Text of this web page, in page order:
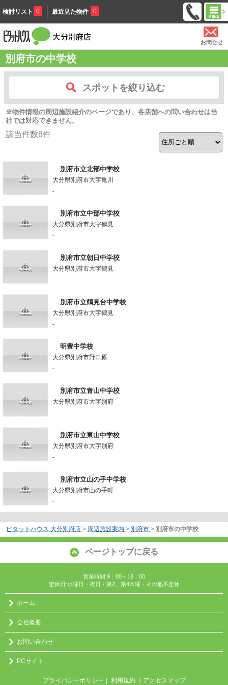
検討リスト 0 最近見た物件 0
お問合せ
別府市の中学校
スポットを絞り込む
※物件情報の周辺施設紹介のページであり、各店舗への問い合わせは当
社では対応できません。
該当件数8件
別府市立北部中学校
大分県別府市大字亀川
-
別府市立中部中学校
大分県別府市大字鶴見
-
別府市立朝日中学校
大分県別府市大字鶴見
-
別府市立鶴見台中学校
大分県別府市大字鶴見
-
明豊中学校
大分県別府市野口原
-
別府市立青山中学校
大分県別府市大字別府
-
別府市立東山中学校
大分県別府市大字別府
-
別府市立山の手中学校
大分県別府市山の手町
-
ピタットハウス 大分別府店 > 周辺施設案内 > 別府市 > 別府市の中学校
ページトップに戻る
営業時間:9：00～18：00
定休日:水曜日・祝日・第2、第4木曜・その他不定休
ホーム
会社概要
お問い合わせ
PCサイト
プライバシーポリシー ｜ 利用規約 ｜アクセスマップ